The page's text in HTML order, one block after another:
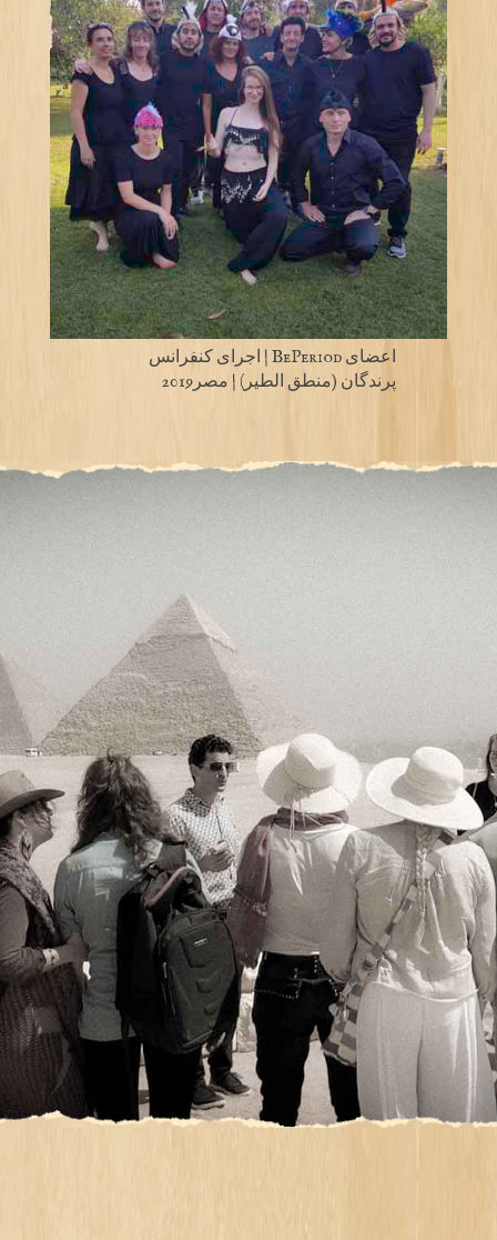
اعضای BePeriod | اجرای کنفرانس
پرندگان (منطق الطیر) | مصر2019